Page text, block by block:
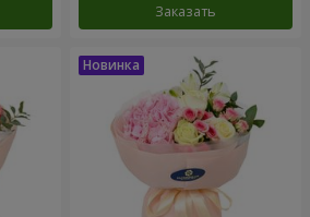
Заказать